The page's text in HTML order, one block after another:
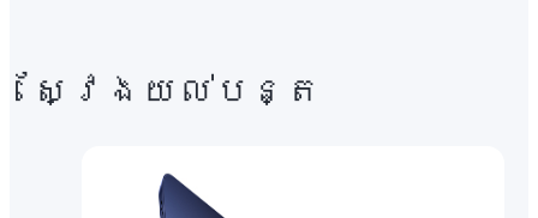
ស្វែងយល់បន្ត